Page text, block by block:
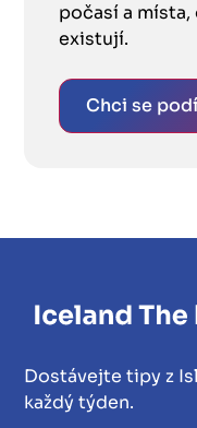
počasí a
existují.
Chci se
Dostávejte tipy z
každý týden.